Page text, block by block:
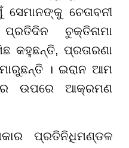
ଚେତାବନୀ
ଚୁକ୍ତିନାମା
କହୁଛନ୍ତି, ପ୍ରତାରଣା
। ଇରାନ ଆମ
ଉପରେ ଆକ୍ରମଣ
ପ୍ରତିନିଧିମଣ୍ଡଳ